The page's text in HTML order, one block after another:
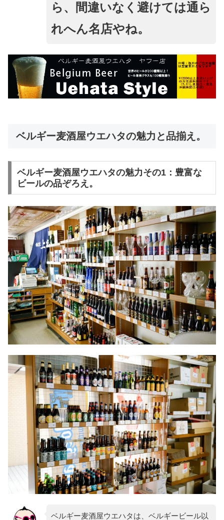
ら、間違いなく避けては通ら
れへん名店やね。
ベルギー麦酒屋ウエハタの魅力と品揃え。
ベルギー麦酒屋ウエハタの魅力その1：豊富な
ビールの品ぞろえ。
ベルギー麦酒屋ウエハタは、ベルギービール以